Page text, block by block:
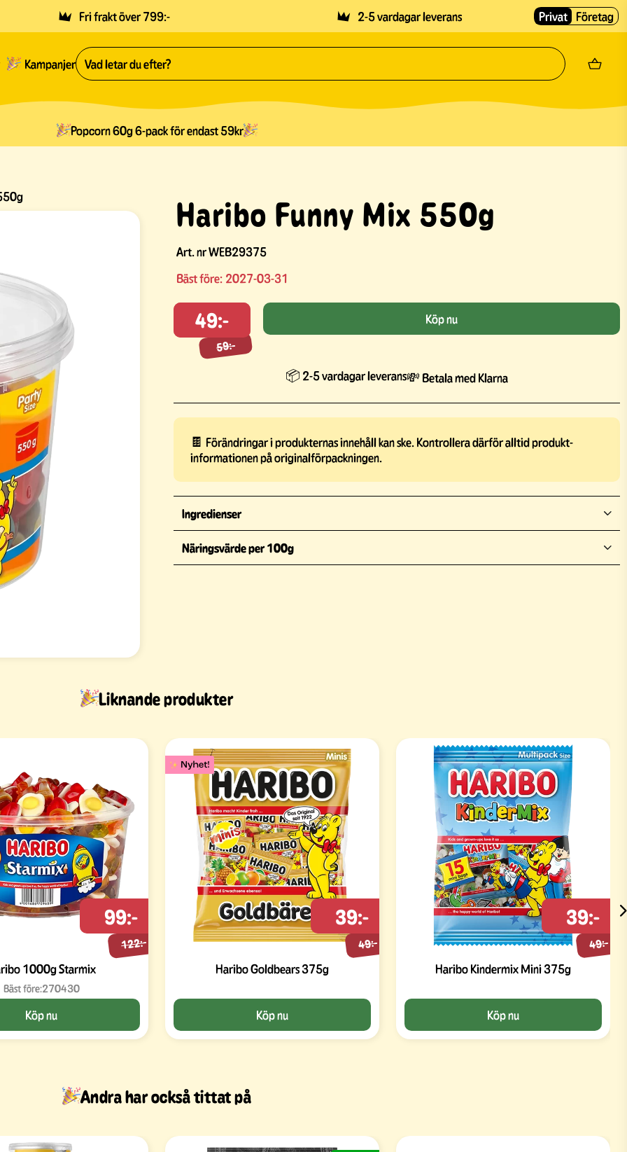
Fri frakt över 799:- 2-5 vardagar leverans Privat Företag
Kampanjer
Popcorn 60g 6-pack för endast 59kr
Haribo Funny Mix 550g
Art. nrWEB29375
Bäst före: 2027-03-31
49:-
59:-
59:- Köp nu
📦 2-5 vardagar leverans💸 Betala med Klarna
🍫 Förändringar i produkternas innehåll kan ske. Kontrollera därför alltid produkt-
informationen på originalförpackningen.
Ingredienser
Näringsvärde per 100g
Liknande produkter
1000g Starmix
122:-
99:-
Bäst före:270430
Köp nu
Haribo Goldbears 375g
49:-
39:-
Köp nu
Haribo Kindermix Mini 375g
49:-
39:-
Köp nu
Andra har också tittat på